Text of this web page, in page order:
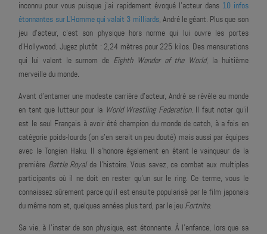
inconnu pour vous puisque j'ai rapidement évoqué l'acteur dans 10 infos
étonnantes sur L'Homme qui valait 3 milliards, André le géant. Plus que son
jeu d'acteur, c'est son physique hors norme qui lui ouvre les portes
d'Hollywood. Jugez plutôt : 2,24 mètres pour 225 kilos. Des mensurations
qui lui valent le surnom de Eighth Wonder of the World, la huitième
merveille du monde.
Avant d'entamer une modeste carrière d'acteur, André se révèle au monde
en tant que lutteur pour la World Wrestling Federation. Il faut noter qu'il
est le seul Français à avoir été champion du monde de catch, à a fois en
catégorie poids-lourds (on s'en serait un peu douté) mais aussi par équipes
avec le Tongien Haku. Il s'honore également en étant le vainqueur de la
première Battle Royalde l'histoire. Vous savez, ce combat aux multiples
participants où il ne doit en rester qu'un sur le ring. Ce terme, vous le
connaissez sûrement parce qu'il est ensuite popularisé par le film japonais
du même nom et, quelques années plus tard, par le jeu Fortnite.
Sa vie, à l'instar de son physique, est étonnante. À l'enfance, lors que sa